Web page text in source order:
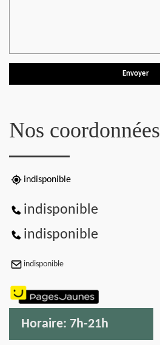
Nos coordonnées
indisponible
indisponible
indisponible
indisponible
Horaire: 7h-21h